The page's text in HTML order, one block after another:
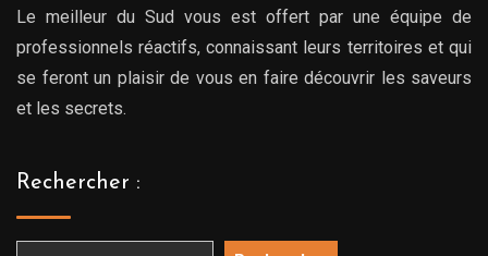
Le meilleur du Sud vous est offert par une équipe de
professionnels réactifs, connaissant leurs territoires et qui
se feront un plaisir de vous en faire découvrir les saveurs
et les secrets.
Rechercher :